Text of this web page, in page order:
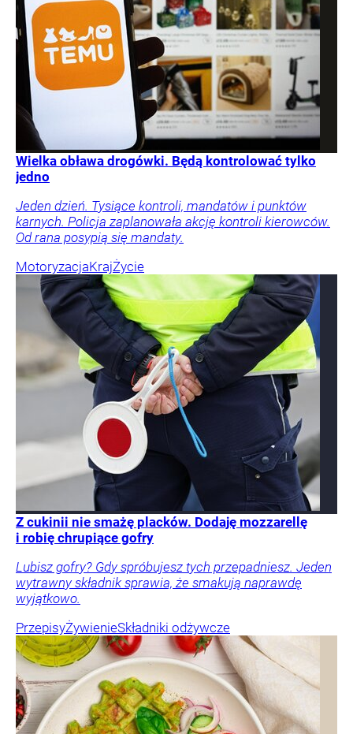
Wielka obława drogówki. Będą kontrolować tylko
jedno
Jeden dzień. Tysiące kontroli, mandatów i punktów
karnych. Policja zaplanowała akcję kontroli kierowców.
Od rana posypią się mandaty.
MotoryzacjaKrajŻycie
Z cukinii nie smażę placków. Dodaję mozzarellę
i robię chrupiące gofry
Lubisz gofry? Gdy spróbujesz tych przepadniesz. Jeden
wytrawny składnik sprawia, że smakują naprawdę
wyjątkowo.
PrzepisyŻywienieSkładniki odżywcze